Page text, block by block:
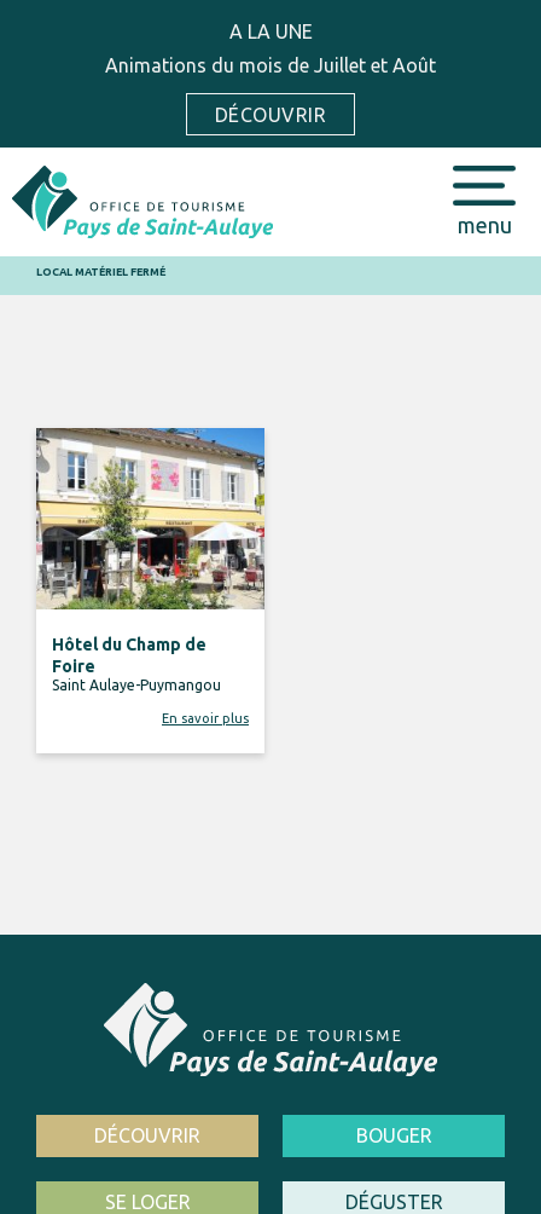
A LA UNE
Animations du mois de Juillet et Août
DÉCOUVRIR
menu
LOCAL MATÉRIEL FERMÉ
Hôtel du Champ de
Foire
Saint Aulaye-Puymangou
En savoir plus
DÉCOUVRIR BOUGER
SE LOGER DÉGUSTER